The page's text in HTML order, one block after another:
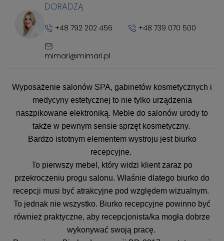
DORADZĄ
+48 792 202 456 +48 739 070 500
mimari@mimari.pl
Wyposażenie salonów SPA, gabinetów kosmetycznych i
medycyny estetycznej to nie tylko urządzenia
naszpikowane elektroniką. Meble do salonów urody to
także w pewnym sensie sprzęt kosmetyczny.
Bardzo istotnym elementem wystroju jest biurko
recepcyjne.
To pierwszy mebel, który widzi klient zaraz po
przekroczeniu progu salonu. Właśnie dlatego biurko do
recepcji musi być atrakcyjne pod względem wizualnym.
To jednak nie wszystko. Biurko recepcyjne powinno być
również praktyczne, aby recepcjonista/ka mogła dobrze
wykonywać swoją pracę.